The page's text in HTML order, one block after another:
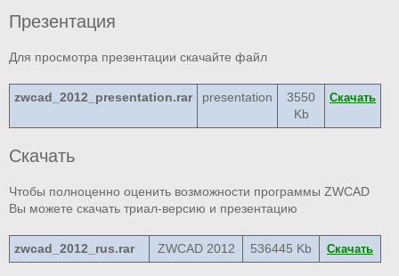
Презентация
Для просмотра презентации скачайте файл
zwcad_2012_presentation.rar presentation
3550
Kb
Скачать
Скачать
Чтобы полноценно оценить возможности программы ZWCAD
Вы можете скачать триал-версию и презентацию
zwcad_2012_rus.rar ZWCAD 2012 536445 Kb Скачать